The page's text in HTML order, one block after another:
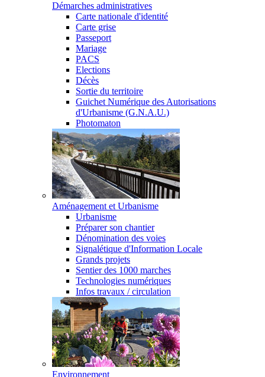
Démarches administratives
Carte nationale d'identité
Carte grise
Passeport
Mariage
PACS
Elections
Décès
Sortie du territoire
Guichet Numérique des Autorisations
d'Urbanisme (G.N.A.U.)
Photomaton
Aménagement et Urbanisme
Urbanisme
Préparer son chantier
Dénomination des voies
Signalétique d'Information Locale
Grands projets
Sentier des 1000 marches
Technologies numériques
Infos travaux / circulation
Environnement